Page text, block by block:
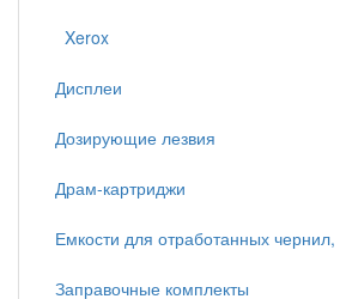
Xerox
Дисплеи
Дозирующие лезвия
Драм-картриджи
Емкости для отработанных чернил,
Заправочные комплекты